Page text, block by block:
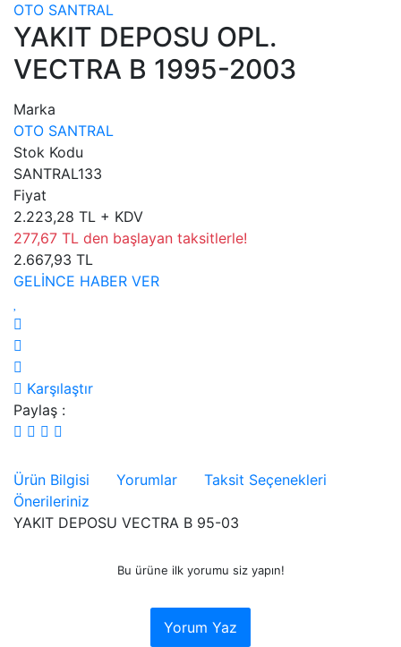
OTO SANTRAL
YAKIT DEPOSU OPL.
VECTRA B 1995-2003
Marka
OTO SANTRAL
Stok Kodu
SANTRAL133
Fiyat
2.223,28 TL + KDV
277,67 TL den başlayan taksitlerle!
2.667,93 TL
GELİNCE HABER VER
Karşılaştır
Paylaş :
Ürün Bilgisi Yorumlar
Taksit Seçenekleri
Önerileriniz
YAKIT DEPOSU VECTRA B 95-03
Bu ürüne ilk yorumu siz yapın!
Yorum Yaz